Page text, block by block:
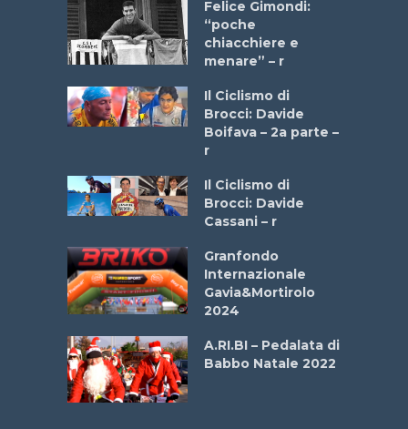
Felice Gimondi:
“poche
chiacchiere e
menare” – r
Il Ciclismo di
Brocci: Davide
Boifava – 2a parte –
r
Il Ciclismo di
Brocci: Davide
Cassani – r
Granfondo
Internazionale
Gavia&Mortirolo
2024
A.RI.BI – Pedalata di
Babbo Natale 2022